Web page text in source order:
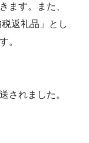
ます。また、
返礼品」とし
。
されました。